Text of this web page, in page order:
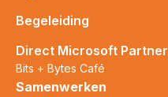
Begeleiding
Direct Microsoft Partner
Bits + Bytes Café
Samenwerken